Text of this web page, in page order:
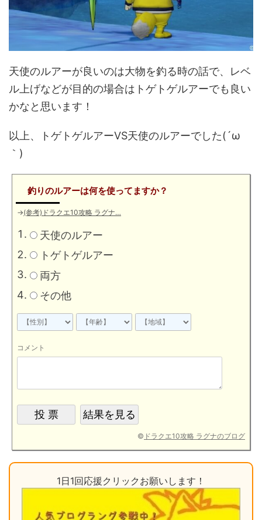
天使のルアーが良いのは大物を釣る時の話で、レベ
ル上げなどが目的の場合はトゲトゲルアーでも良い
かなと思います！
以上、トゲトゲルアーVS天使のルアーでした(´ω
｀)
釣りのルアーは何を使ってますか？
→(参考)ドラクエ10攻略 ラグナ…
天使のルアー
トゲトゲルアー
両方
その他
コメント
© ドラクエ10攻略 ラグナのブログ
1日1回応援クリックお願いします！